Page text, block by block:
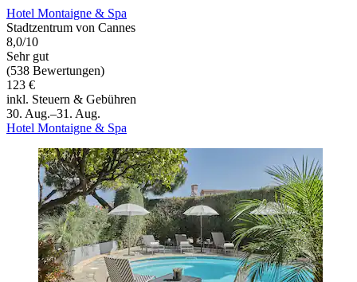
Hotel Montaigne & Spa
Stadtzentrum von Cannes
8,0/10
Sehr gut
(538 Bewertungen)
123 €
inkl. Steuern & Gebühren
30. Aug.–31. Aug.
Hotel Montaigne & Spa